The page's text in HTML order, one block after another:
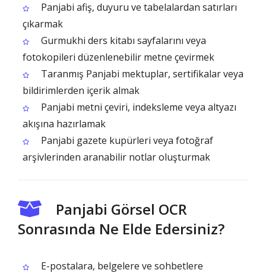
Panjabi afiş, duyuru ve tabelalardan satırları
çıkarmak
Gurmukhi ders kitabı sayfalarını veya
fotokopileri düzenlenebilir metne çevirmek
Taranmış Panjabi mektuplar, sertifikalar veya
bildirimlerden içerik almak
Panjabi metni çeviri, indeksleme veya altyazı
akışına hazırlamak
Panjabi gazete kupürleri veya fotoğraf
arşivlerinden aranabilir notlar oluşturmak
Panjabi Görsel OCR
Sonrasında Ne Elde Edersiniz?
E-postalara, belgelere ve sohbetlere